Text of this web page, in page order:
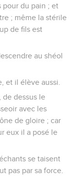
pour du pain ; et
; même la stérile
de fils est
au shéol
et il élève aussi.
de dessus le
avec les
de gloire ; car
eux il a posé le
se taisent
pas par sa force.